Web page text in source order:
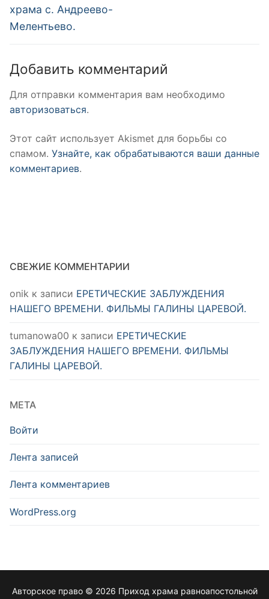
храма с. Андреево-
Мелентьево.
Добавить комментарий
Для отправки комментария вам необходимо
авторизоваться.
Этот сайт использует Akismet для борьбы со
спамом. Узнайте, как обрабатываются ваши данные
комментариев.
СВЕЖИЕ КОММЕНТАРИИ
onik к записи ЕРЕТИЧЕСКИЕ ЗАБЛУЖДЕНИЯ
НАШЕГО ВРЕМЕНИ. ФИЛЬМЫ ГАЛИНЫ ЦАРЕВОЙ.
tumanowa00 к записи ЕРЕТИЧЕСКИЕ
ЗАБЛУЖДЕНИЯ НАШЕГО ВРЕМЕНИ. ФИЛЬМЫ
ГАЛИНЫ ЦАРЕВОЙ.
МЕТА
Войти
Лента записей
Лента комментариев
WordPress.org
Авторское право © 2026 Приход храма равноапостольной